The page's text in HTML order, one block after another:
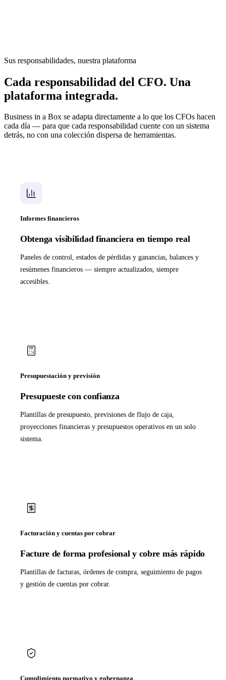
Sus responsabilidades, nuestra plataforma
Cada responsabilidad del CFO. Una
plataforma integrada.
Business in a Box se adapta directamente a lo que los CFOs hacen
cada día — para que cada responsabilidad cuente con un sistema
detrás, no con una colección dispersa de herramientas.
Informes financieros
Obtenga visibilidad financiera en tiempo real
Paneles de control, estados de pérdidas y ganancias, balances y
resúmenes financieros — siempre actualizados, siempre
accesibles.
Presupuestación y previsión
Presupueste con confianza
Plantillas de presupuesto, previsiones de flujo de caja,
proyecciones financieras y presupuestos operativos en un solo
sistema.
Facturación y cuentas por cobrar
Facture de forma profesional y cobre más rápido
Plantillas de facturas, órdenes de compra, seguimiento de pagos
y gestión de cuentas por cobrar.
Cumplimiento normativo y gobernanza